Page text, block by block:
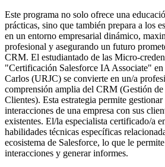
Este programa no solo ofrece una
prácticas, sino que también prepara a los
en un entorno empresarial dinámico,
profesional y asegurando un futuro
CRM. El estudiantado de las Micro-
"Certificación Salesforce IA Associate"
Carlos (URJC) se convierte en un/a
comprensión amplia del CRM (Gestión
Clientes). Esta estrategia permite
interacciones de una empresa con sus
existentes. El/la especialista certificado/a
habilidades técnicas específicas
ecosistema de Salesforce, lo que le
interacciones y generar informes.